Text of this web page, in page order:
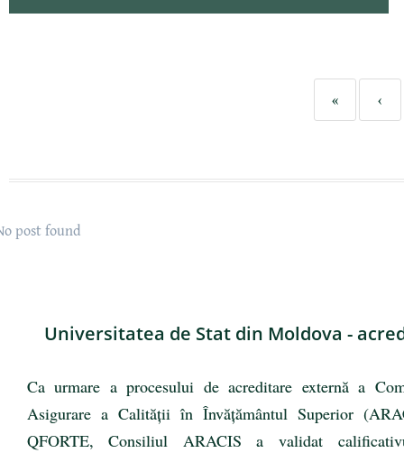
« ‹
post found
Universitatea de Stat din Moldova -
Ca urmare a procesului de acreditare externă a
Asigurare a Calității în Învățământul Superior
QFORTE, Consiliul ARACIS a validat